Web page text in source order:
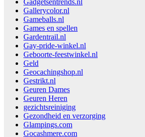
Gadgetsentrends.nl
Gallerycolor.nl
Gameballs.nl
Games en spellen
Gardentrail.nl
Gay-pride-winkel.nl
Geboorte-feestwinkel.nl
Geld
Geocachingshop.nl
Gestrikt.nl
Geuren Dames
Geuren Heren
gezichtsreiniging
Gezondheid en verzorging
Glampings.com
Gocashmere.com